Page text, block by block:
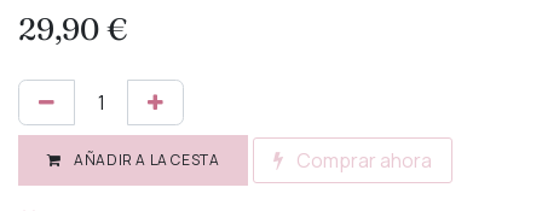
29,90€
AÑADIR A LA CESTA Comprar ahora